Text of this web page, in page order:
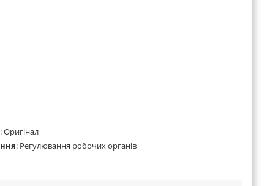
:Оригінал
: Регулювання робочих органів